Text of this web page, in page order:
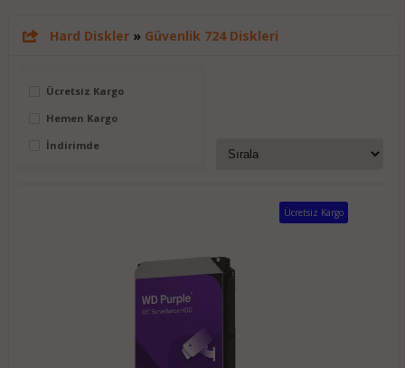
Hard Diskler» Güvenlik 724 Diskleri
Ücretsiz Kargo
Hemen Kargo
İndirimde
Ücretsiz Kargo